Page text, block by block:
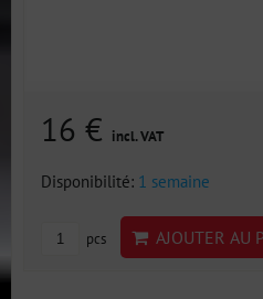
16 € incl. VAT
Disponibilité: 1 semaine
pcs AJOUTER AU